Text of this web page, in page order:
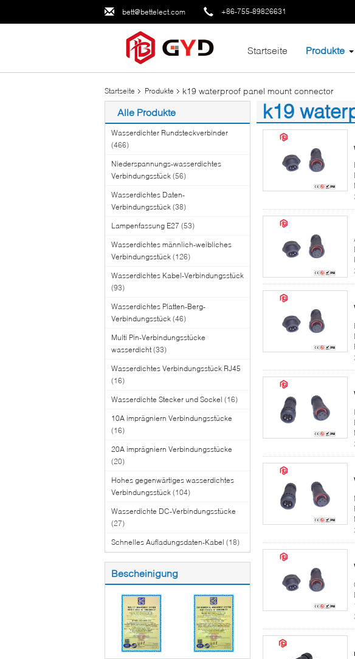
bett@bettelect.com +86-755-89826631
Startseite Produkte
Startseite Produkte k19 waterproof panel mount connector
Alle Produkte
Wasserdichter Rundsteckverbinder
(466)
Niederspannungs-wasserdichtes
Verbindungsstück (56)
Wasserdichtes Daten-
Verbindungsstück (38)
Lampenfassung E27 (53)
Wasserdichtes männlich-weibliches
Verbindungsstück (126)
Wasserdichtes Kabel-Verbindungsstück
(93)
Wasserdichtes Platten-Berg-
Verbindungsstück (46)
Multi Pin-Verbindungsstücke
wasserdicht (33)
Wasserdichtes Verbindungsstück RJ45
(16)
Wasserdichte Stecker und Sockel (16)
10A imprägniern Verbindungsstücke
(16)
20A imprägniern Verbindungsstücke
(20)
Hohes gegenwärtiges wasserdichtes
Verbindungsstück (104)
Wasserdichte DC-Verbindungsstücke
(27)
Schnelles Aufladungsdaten-Kabel (18)
Bescheinigung
k19
(11)